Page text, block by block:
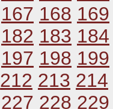
167 168 169
182 183 184
197 198 199
212 213 214
227 228 229